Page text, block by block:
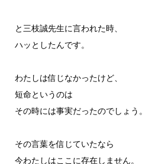
と三枝誠先生に言われた時、
ハッとしたんです。
わたしは信じなかったけど、
短命というのは
その時には事実だったのでしょう。
その言葉を信じていたなら
今わたしはここに存在しません。